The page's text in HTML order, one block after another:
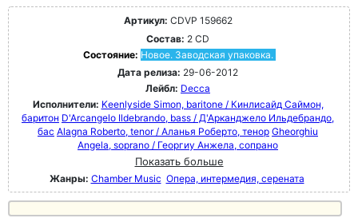
Артикул: CDVP 159662
Состав: 2 CD
Состояние: Новое. Заводская упаковка.
Дата релиза: 29-06-2012
Лейбл: Decca
Исполнители: Keenlyside Simon, baritone / Кинлисайд Саймон,
баритон D'Arcangelo Ildebrando, bass / Д'Арканджело Ильдебрандо,
бас Alagna Roberto, tenor / Аланья Роберто, тенор Gheorghiu
Angela, soprano / Георгиу Анжела, сопрано
Показать больше
Жанры: Chamber Music Опера, интермедия, серената